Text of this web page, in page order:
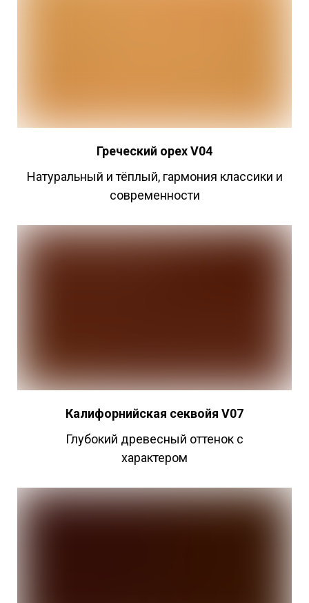
Греческий орех V04
Натуральный и тёплый, гармония классики и
современности
Калифорнийская секвойя V07
Глубокий древесный оттенок с
характером